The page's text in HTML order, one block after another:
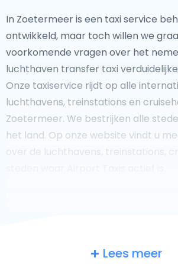
In Zoetermeer is een taxi service
ontwikkeld, maar toch willen we
voorkomende vragen over het
luchthaven transfer taxi
Onze taxiservice rijdt op alle
luchthavens, treinstations en
Zoetermeer. We bestrijken alle
het land. Op onze website vindt u
over de luchthavens, treinstations,
Lees meer